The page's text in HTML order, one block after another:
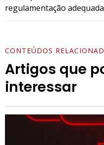
regulamentação
CONTEÚDOS
Artigos que
interessar